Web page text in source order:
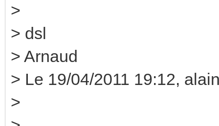
>
> dsl
> Arnaud
> Le 19/04/2011 19:12,
>